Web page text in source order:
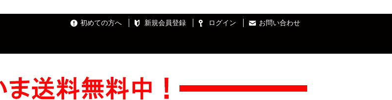
初めての方へ 新規会員登録 ログイン お問い合わせ